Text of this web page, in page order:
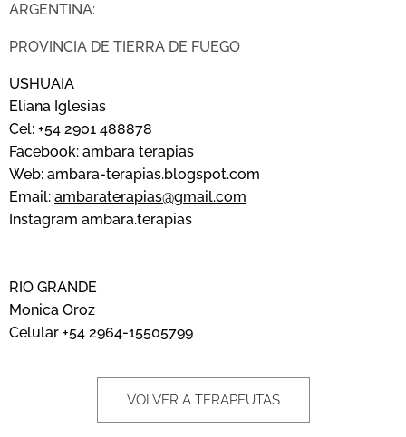
ARGENTINA:
PROVINCIA DE TIERRA DE FUEGO
USHUAIA
Eliana Iglesias
Cel: +54 2901 488878
Facebook: ambara terapias
Web: ambara-terapias.blogspot.com
Email: ambaraterapias@gmail.com
Instagram ambara.terapias
RIO GRANDE
Monica Oroz
Celular +54 2964-15505799
VOLVER A TERAPEUTAS